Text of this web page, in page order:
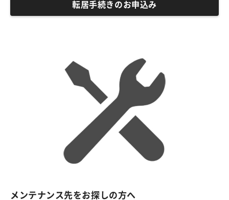
転居手続きのお申込み
メンテナンス先をお探しの方へ